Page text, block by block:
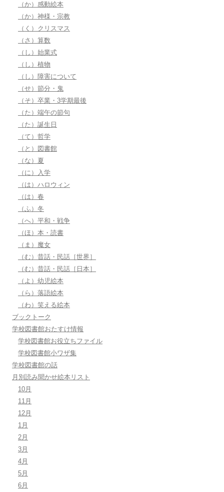
（か）感動絵本
（か）神様・宗教
（く）クリスマス
（さ）算数
（し）始業式
（し）植物
（し）障害について
（せ）節分・鬼
（そ）卒業・3学期最後
（た）端午の節句
（た）誕生日
（て）哲学
（と）図書館
（な）夏
（に）入学
（は）ハロウィン
（は）春
（ふ）冬
（へ）平和・戦争
（ほ）本・読書
（ま）魔女
（む）昔話・民話［世界］
（む）昔話・民話［日本］
（よ）幼児絵本
（ら）落語絵本
（わ）笑える絵本
ブックトーク
学校図書館おたすけ情報
学校図書館お役立ちファイル
学校図書館小ワザ集
学校図書館の話
月別読み聞かせ絵本リスト
10月
11月
12月
1月
2月
3月
4月
5月
6月